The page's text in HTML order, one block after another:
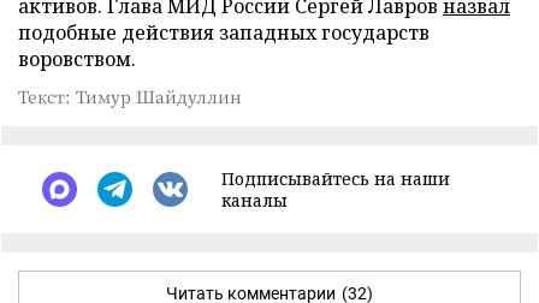
активов. Глава МИД России Сергей Лавров назвал
подобные действия западных государств
воровством.
Текст: Тимур Шайдуллин
Подписывайтесь на наши
каналы
Читать комментарии (32)